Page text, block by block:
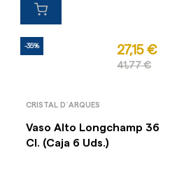
-35% 27,15 €
41,77 €
CRISTAL D´ARQUES
Vaso Alto Longchamp 36
Cl. (Caja 6 Uds.)